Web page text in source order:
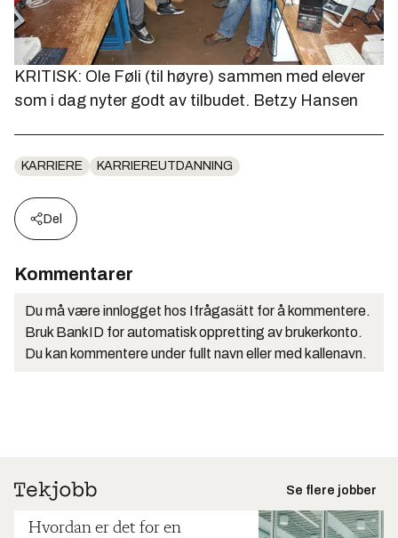
KRITISK: Ole Føli (til høyre) sammen med elever
som i dag nyter godt av tilbudet. Betzy Hansen
KARRIERE KARRIEREUTDANNING
Del
Kommentarer
Du må være innlogget hos Ifrågasätt for å kommentere.
Bruk BankID for automatisk oppretting av brukerkonto.
Du kan kommentere under fullt navn eller med kallenavn.
Se flere jobber
Hvordan er det for en